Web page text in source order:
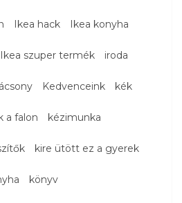
Ikea hack Ikea konyha
Ikea szuper termék iroda
Kedvenceink kék
a falon kézimunka
kire ütött ez a gyerek
könyv